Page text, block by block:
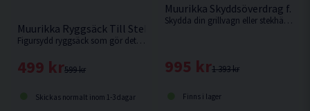
Muurikka Ryggsäck Till Stekhäll 58cm
Figursydd ryggsäck som gör det enkelt att ta med din stekhäll Ø58 vart du än ska.
599 kr
499 kr
Skickas normalt inom 1-3 dagar
Muurikka Skyddsöverdrag f.
Skydda din grillvagn eller stekhällsset 58 WG året runt med ett tåligt överdrag i vattenavvisande polyester.
1 393 kr
995 kr
Finns i lager